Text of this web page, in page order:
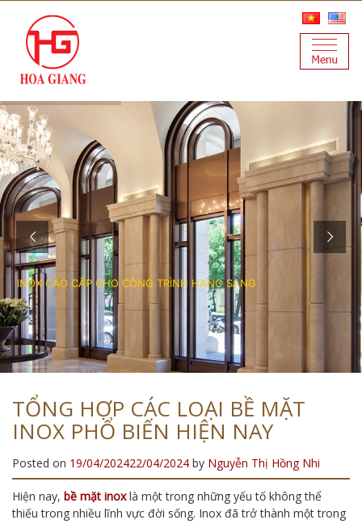
INOX CAO CẤP CHO CÔNG TRÌNH HẠNG SANG
TỔNG HỢP CÁC LOẠI BỀ MẶT
INOX PHỔ BIẾN HIỆN NAY
Posted on 19/04/202422/04/2024 by Nguyễn Thị Hồng Nhi
Hiện nay, bề mặt inoxlà một trong những yếu tố không thể
thiếu trong nhiều lĩnh vực đời sống. Inox đã trở thành một trong